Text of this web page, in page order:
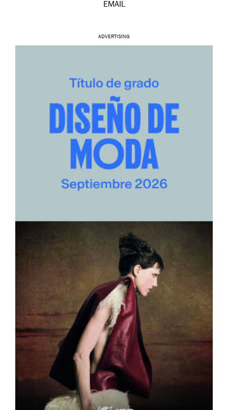
EMAIL
ADVERTISING